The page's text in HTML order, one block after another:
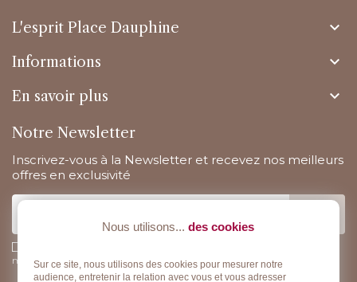
L'esprit Place Dauphine 
Informations 
En savoir plus 
Notre Newsletter
Inscrivez-vous à la Newsletter et recevez nos meilleurs
offres en exclusivité
mes données personnelles.Lire la politique de confidentialité
Nous utilisons... des cookies
Sur ce site, nous utilisons des cookies pour mesurer notre
audience, entretenir la relation avec vous et vous adresser